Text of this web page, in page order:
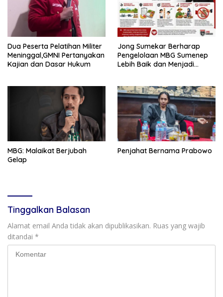
Dua Peserta Pelatihan Militer
Meninggal,GMNI Pertanyakan
Kajian dan Dasar Hukum
Jong Sumekar Berharap
Pengelolaan MBG Sumenep
Lebih Baik dan Menjadi
MBG: Malaikat Berjubah
Gelap
Penjahat Bernama Prabowo
Tinggalkan Balasan
Alamat email Anda tidak akan dipublikasikan. Ruas yang wajib
ditandai *